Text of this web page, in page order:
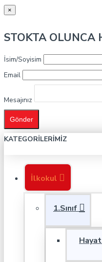
×
STOKTA OLUNCA
İsim/Soyisim
Email
Mesajınız
Gönder
KATEGORILERIMIZ
İlkokul
1.Sınıf